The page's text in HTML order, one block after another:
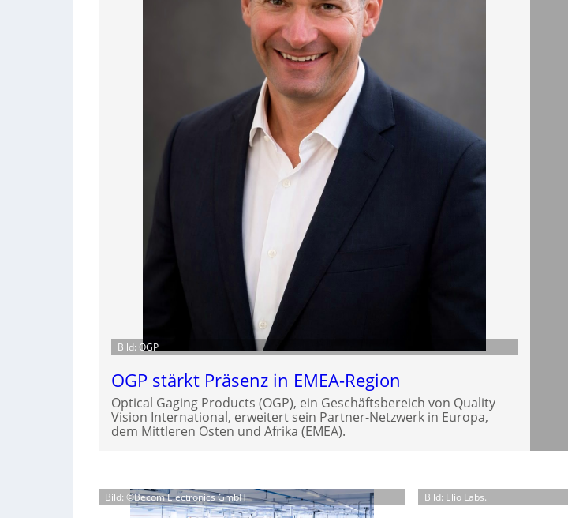
Bild: OGP
OGP stärkt Präsenz in EMEA-Region
Optical Gaging Products (OGP), ein Geschäftsbereich von Quality
Vision International, erweitert sein Partner-Netzwerk in Europa,
dem Mittleren Osten und Afrika (EMEA).
Bild: ©Becom Electronics GmbH Bild: Elio Labs.